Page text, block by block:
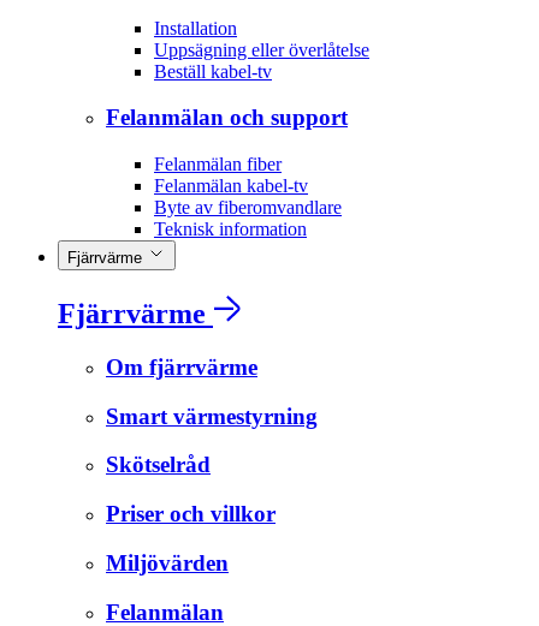
Installation
Uppsägning eller överlåtelse
Beställ kabel-tv
Felanmälan och support
Felanmälan fiber
Felanmälan kabel-tv
Byte av fiberomvandlare
Teknisk information
Fjärrvärme
Fjärrvärme
Om fjärrvärme
Smart värmestyrning
Skötselråd
Priser och villkor
Miljövärden
Felanmälan